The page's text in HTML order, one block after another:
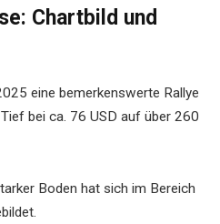
Chartbild und
eine bemerkenswerte Rallye
bei ca. 76 USD auf über 260
Boden hat sich im Bereich